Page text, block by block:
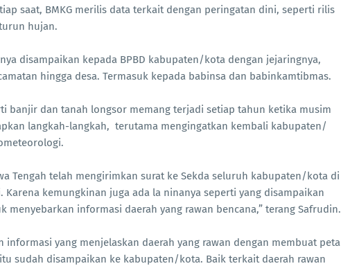
saat, BMKG merilis data terkait dengan peringatan dini, seperti rilis
hujan.
disampaikan kepada BPBD kabupaten/kota dengan jejaringnya,
hingga desa. Termasuk kepada babinsa dan babinkamtibmas.
banjir dan tanah longsor memang terjadi setiap tahun ketika musim
langkah-langkah, terutama mengingatkan kembali kabupaten/
Tengah telah mengirimkan surat ke Sekda seluruh kabupaten/kota di
Karena kemungkinan juga ada la ninanya seperti yang disampaikan
menyebarkan informasi daerah yang rawan bencana,” terang Safrudin.
informasi yang menjelaskan daerah yang rawan dengan membuat peta
sudah disampaikan ke kabupaten/kota. Baik terkait daerah rawan